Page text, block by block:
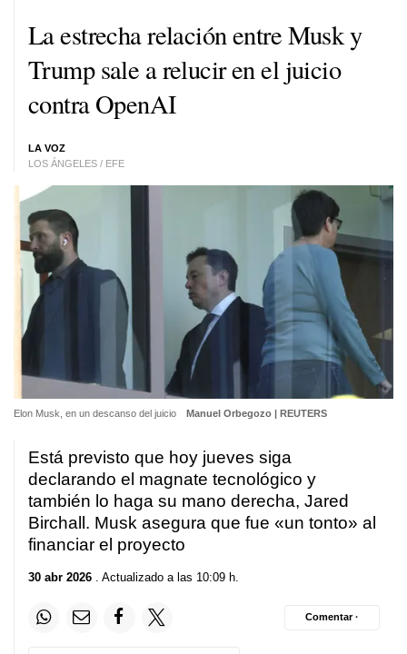
La estrecha relación entre Musk y
Trump sale a relucir en el juicio
contra OpenAI
LA VOZ
LOS ÁNGELES / EFE
Elon Musk, en un descanso del juicio Manuel Orbegozo | REUTERS
Está previsto que hoy jueves siga
declarando el magnate tecnológico y
también lo haga su mano derecha, Jared
Birchall. Musk asegura que fue «un tonto» al
financiar el proyecto
30 abr 2026 . Actualizado a las 10:09 h.
Comentar ·